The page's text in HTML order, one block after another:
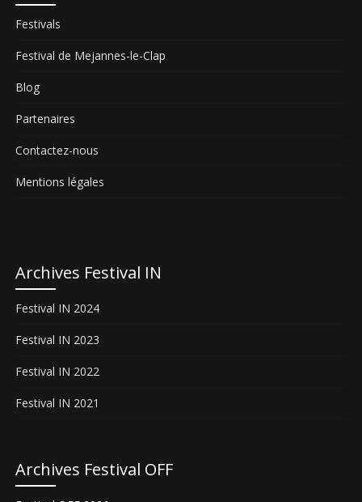
Festivals
Festival de Mejannes-le-Clap
Blog
Partenaires
Contactez-nous
Mentions légales
Archives Festival IN
Festival IN 2024
Festival IN 2023
Festival IN 2022
Festival IN 2021
Archives Festival OFF